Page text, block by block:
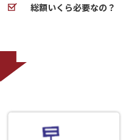
総額いくら必要なの？